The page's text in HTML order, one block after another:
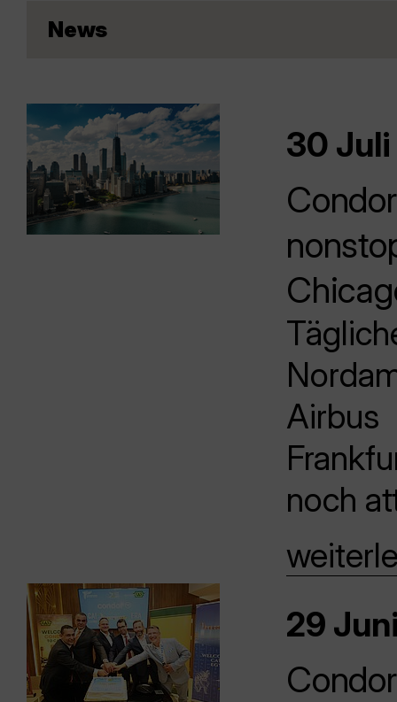
News
30 Juli
noch
29